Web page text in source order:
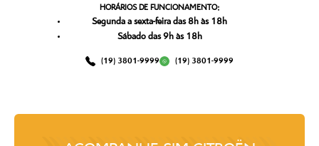
HORÁRIOS DE FUNCIONAMENTO:
Segunda a sexta-feira das 8h às 18h
Sábado das 9h às 18h
(19) 3801-9999 (19) 3801-9999